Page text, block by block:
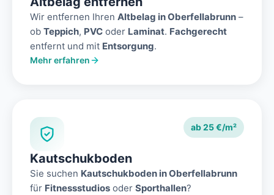
Wir entfernen Ihren Altbelag in Oberfellabrunn –
ob Teppich, PVC oder Laminat. Fachgerecht
entfernt und mit Entsorgung.
Mehr erfahren
ab 25 €/m²
Kautschukboden
Sie suchen Kautschukboden in Oberfellabrunn
für Fitnessstudios oder Sporthallen?